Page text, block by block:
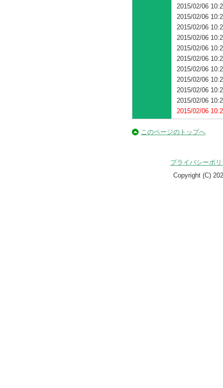
2015/02/06
2015/02/06
2015/02/06
2015/02/06
2015/02/06
2015/02/06
2015/02/06
2015/02/06
2015/02/06
2015/02/06
2015/02/06
このページのトップへ
プライバシーポ
Copyright (C)